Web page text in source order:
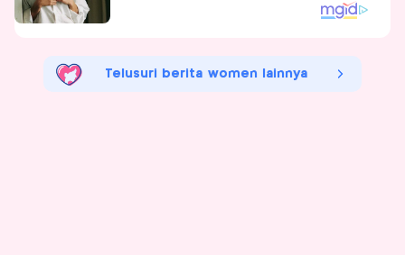
Telusuri berita women lainnya